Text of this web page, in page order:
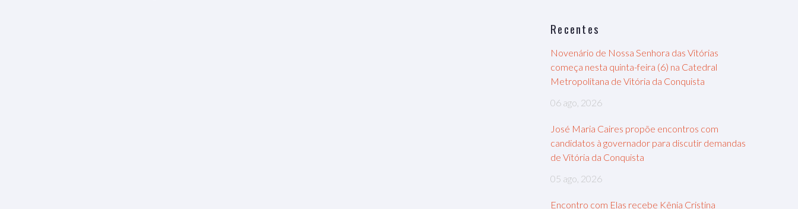
Recentes
Novenário de Nossa Senhora das Vitórias
começa nesta quinta-feira (6) na Catedral
Metropolitana de Vitória da Conquista
06 ago, 2026
José Maria Caires propõe encontros com
candidatos à governador para discutir demandas
de Vitória da Conquista
05 ago, 2026
Encontro com Elas recebe Kênia Cristina